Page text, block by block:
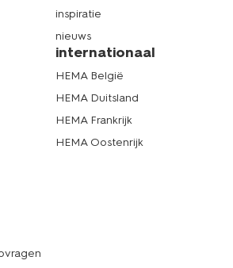
inspiratie
nieuws
internationaal
HEMA België
HEMA Duitsland
HEMA Frankrijk
HEMA Oostenrijk